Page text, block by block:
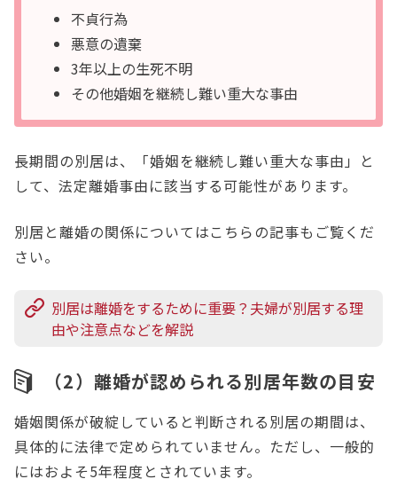
不貞行為
悪意の遺棄
3年以上の生死不明
その他婚姻を継続し難い重大な事由
長期間の別居は、「婚姻を継続し難い重大な事由」と
して、法定離婚事由に該当する可能性があります。
別居と離婚の関係についてはこちらの記事もご覧くだ
さい。
別居は離婚をするために重要？夫婦が別居する理
由や注意点などを解説
（2）離婚が認められる別居年数の目安
婚姻関係が破綻していると判断される別居の期間は、
具体的に法律で定められていません。ただし、一般的
にはおよそ5年程度とされています。